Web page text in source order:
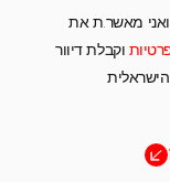
מאשר.ת את
וקבלת דיוור